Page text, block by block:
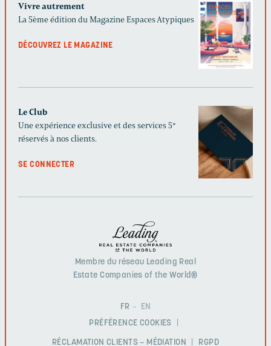
Vivre autrement
La 5ème édition du Magazine Espaces Atypiques
DÉCOUVREZ LE MAGAZINE
Le Club
Une expérience exclusive et des services 5*
réservés à nos clients.
SE CONNECTER
Membre du réseau Leading Real
Estate Companies of the World®
FR
EN
PRÉFÉRENCE COOKIES
RÉCLAMATION CLIENTS – MÉDIATION RGPD